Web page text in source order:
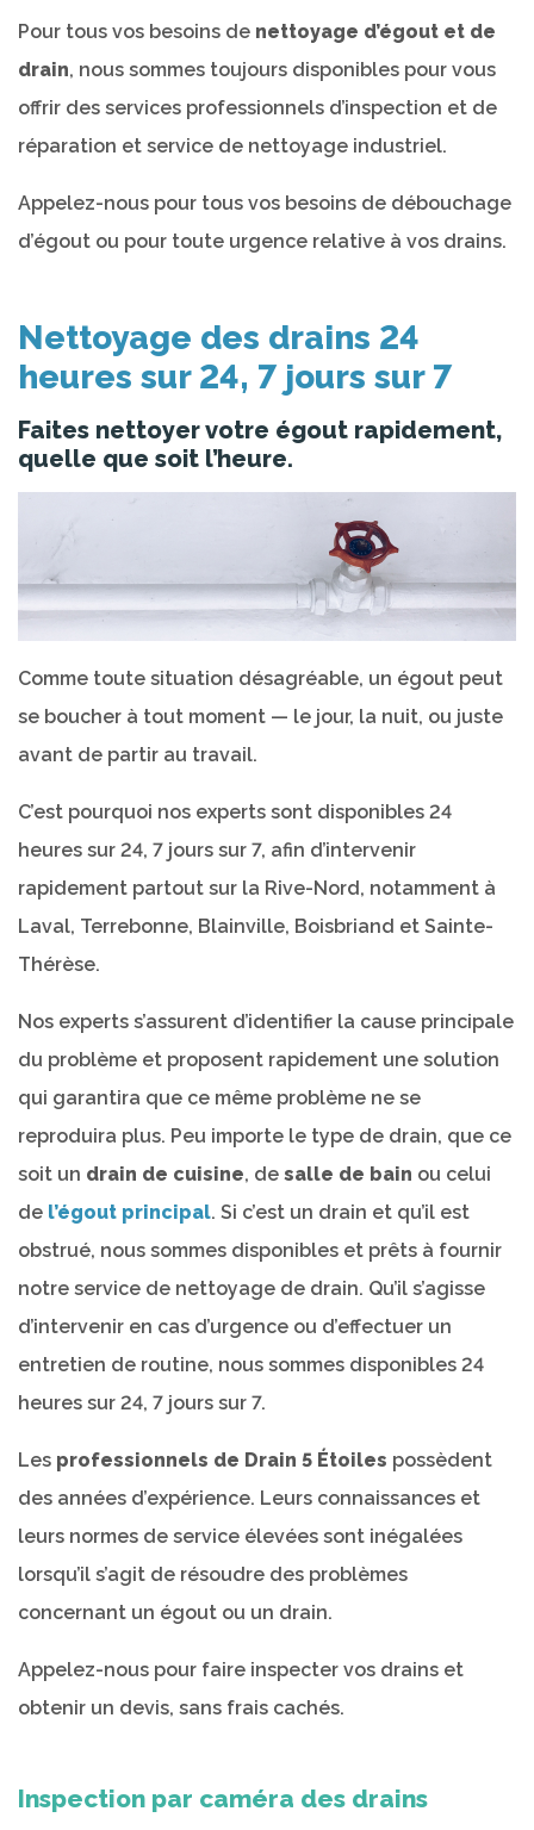
Pour tous vos besoins de nettoyage d’égout et de
drain, nous sommes toujours disponibles pour vous
offrir des services professionnels d’inspection et de
réparation et service de nettoyage industriel.
Appelez-nous pour tous vos besoins de débouchage
d’égout ou pour toute urgence relative à vos drains.
Nettoyage des drains 24
heures sur 24, 7 jours sur 7
Faites nettoyer votre égout rapidement,
quelle que soit l’heure.
Comme toute situation désagréable, un égout peut
se boucher à tout moment — le jour, la nuit, ou juste
avant de partir au travail.
C’est pourquoi nos experts sont disponibles 24
heures sur 24, 7 jours sur 7, afin d’intervenir
rapidement partout sur la Rive-Nord, notamment à
Laval, Terrebonne, Blainville, Boisbriand et Sainte-
Thérèse.
Nos experts s’assurent d’identifier la cause principale
du problème et proposent rapidement une solution
qui garantira que ce même problème ne se
reproduira plus. Peu importe le type de drain, que ce
soit un drain de cuisine, de salle de bain ou celui
de l’égout principal. Si c’est un drain et qu’il est
obstrué, nous sommes disponibles et prêts à fournir
notre service de nettoyage de drain. Qu’il s’agisse
d’intervenir en cas d’urgence ou d’effectuer un
entretien de routine, nous sommes disponibles 24
heures sur 24, 7 jours sur 7.
Les professionnels de Drain 5 Étoiles possèdent
des années d’expérience. Leurs connaissances et
leurs normes de service élevées sont inégalées
lorsqu’il s’agit de résoudre des problèmes
concernant un égout ou un drain.
Appelez-nous pour faire inspecter vos drains et
obtenir un devis, sans frais cachés.
Inspection par caméra des drains